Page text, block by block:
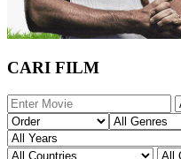
CARI FILM